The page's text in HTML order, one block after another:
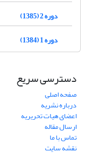
دوره 2 (1385)
دوره 1 (1384)
دسترسی سریع
صفحه اصلی
درباره نشریه
اعضای هیات تحریریه
ارسال مقاله
تماس با ما
نقشه سایت